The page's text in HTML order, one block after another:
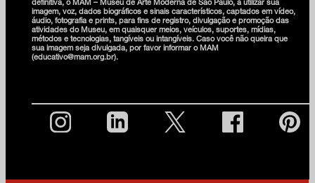
imagem, voz, dados biográficos e sinais característicos, captados em vídeo,
áudio, fotografia e prints, para fins de registro, divulgação e promoção das
atividades do Museu, em quaisquer meios, veículos, suportes, mídias,
métodos e tecnologias, tangíveis ou intangíveis. Caso você não queira que
sua imagem seja divulgada, por favor informar o MAM
(educativo@mam.org.br).